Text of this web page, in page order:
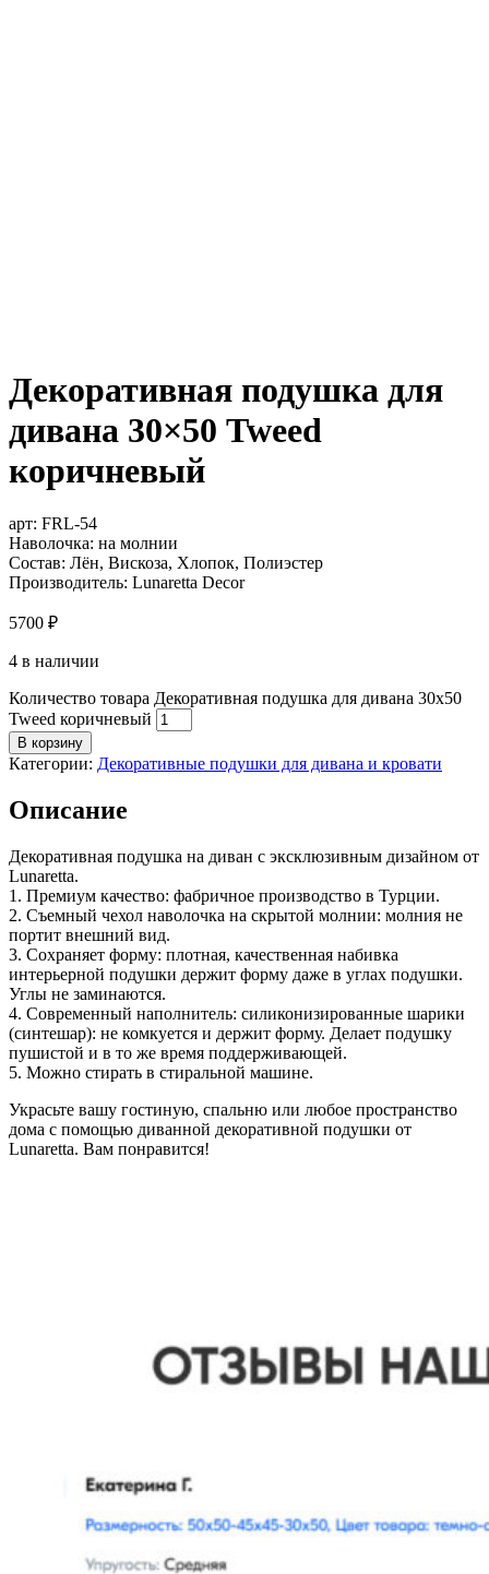
Декоративная подушка для
дивана 30×50 Tweed
коричневый
арт: FRL-54
Наволочка: на молнии
Состав: Лён, Вискоза, Хлопок, Полиэстер
Производитель: Lunaretta Decor
5700 ₽
4 в наличии
Количество товара Декоративная подушка для дивана 30x50
Tweed коричневый
В корзину
Категории: Декоративные подушки для дивана и кровати
Описание
Декоративная подушка на диван с эксклюзивным дизайном от
Lunaretta.
1. Премиум качество: фабричное производство в Турции.
2. Съемный чехол наволочка на скрытой молнии: молния не
портит внешний вид.
3. Сохраняет форму: плотная, качественная набивка
интерьерной подушки держит форму даже в углах подушки.
Углы не заминаются.
4. Современный наполнитель: cиликонизированные шарики
(синтешар): не комкуется и держит форму. Делает подушку
пушистой и в то же время поддерживающей.
5. Можно стирать в стиральной машине.
Украсьте вашу гостиную, спальню или любое пространство
дома с помощью диванной декоративной подушки от
Lunaretta. Вам понравится!